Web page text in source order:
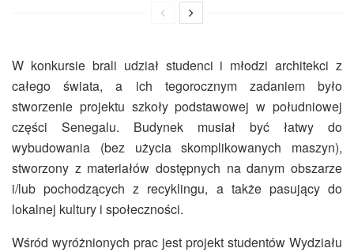
W konkursie brali udział studenci i młodzi architekci z
całego świata, a ich tegorocznym zadaniem było
stworzenie projektu szkoły podstawowej w południowej
części Senegalu. Budynek musiał być łatwy do
wybudowania (bez użycia skomplikowanych maszyn),
stworzony z materiałów dostępnych na danym obszarze
i/lub pochodzących z recyklingu, a także pasujący do
lokalnej kultury i społeczności.
Wśród wyróżnionych prac jest projekt studentów Wydziału